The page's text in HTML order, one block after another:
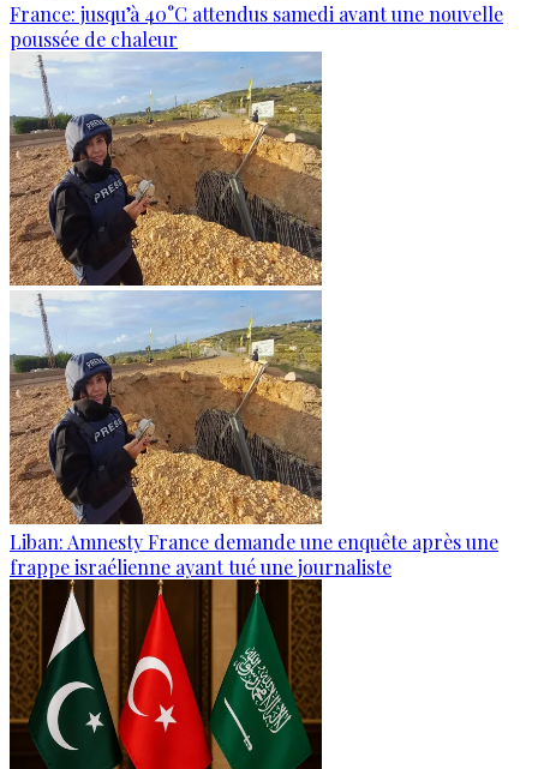
France: jusqu’à 40°C attendus samedi avant une nouvelle
poussée de chaleur
Liban: Amnesty France demande une enquête après une
frappe israélienne ayant tué une journaliste